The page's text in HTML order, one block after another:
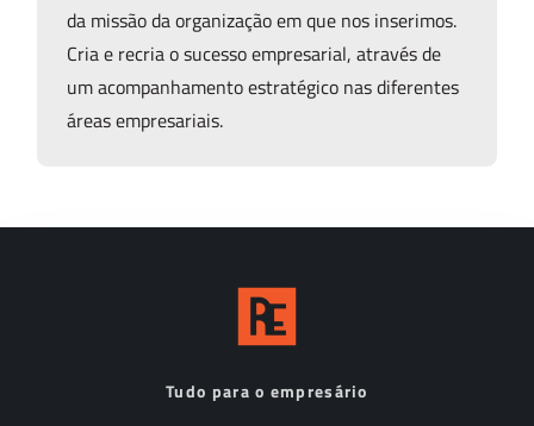
da missão da organização em que nos inserimos.
Cria e recria o sucesso empresarial, através de
um acompanhamento estratégico nas diferentes
áreas empresariais.
Tudo para o empresário